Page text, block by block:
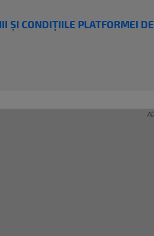
ȘI CONDIȚIILE PLATFORMEI DE